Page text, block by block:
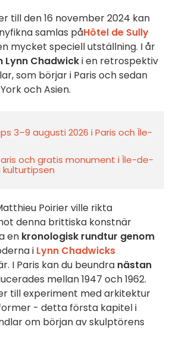
till den 16 november 2024 kan
samlas påHôtel de Sully
mycket speciell utställning. I år
Lynn Chadwicki en retrospektiv
som börjar i Paris och sedan
och Asien.
3–9 augusti 2026 i Paris och Île-
och gratis monument i Île-de-
kulturtipsen
Poirier ville rikta
denna brittiska konstnär
en kronologisk rundtur genom
i Lynn Chadwicks
I Paris kan du beundra nästan
mellan 1947 och 1962.
till experiment med arkitektur
- detta första kapitel i
om början av skulptörens